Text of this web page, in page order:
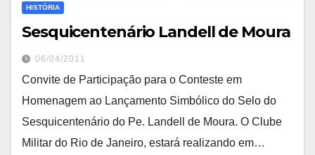
HISTÓRIA
Sesquicentenário Landell de Moura
06/04/2011
Convite de Participação para o Conteste em
Homenagem ao Lançamento Simbólico do Selo do
Sesquicentenário do Pe. Landell de Moura. O Clube
Militar do Rio de Janeiro, estará realizando em…